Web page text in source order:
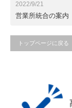
2022/9/21
営業所統合の案内
トップページに戻る